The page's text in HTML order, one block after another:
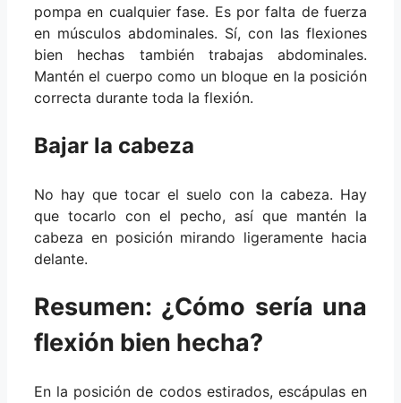
pompa en cualquier fase. Es por falta de fuerza
en músculos abdominales. Sí, con las flexiones
bien hechas también trabajas abdominales.
Mantén el cuerpo como un bloque en la posición
correcta durante toda la flexión.
Bajar la cabeza
No hay que tocar el suelo con la cabeza. Hay
que tocarlo con el pecho, así que mantén la
cabeza en posición mirando ligeramente hacia
delante.
Resumen: ¿Cómo sería una
flexión bien hecha?
En la posición de codos estirados, escápulas en